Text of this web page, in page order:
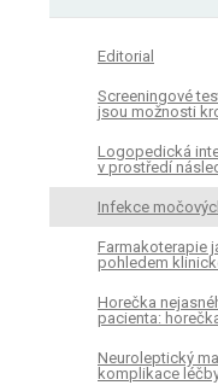
Editorial
Screeningové
jsou možnosti
Logopedická
v prostředí
Infekce
Farmakoterapie
pohledem
Horečka
pacienta:
Neuroleptický
komplikace